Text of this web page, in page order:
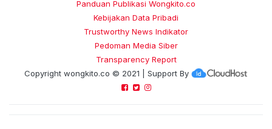
Panduan Publikasi Wongkito.co
Kebijakan Data Pribadi
Trustworthy News Indikator
Pedoman Media Siber
Transparency Report
Copyright wongkito.co © 2021 | Support By